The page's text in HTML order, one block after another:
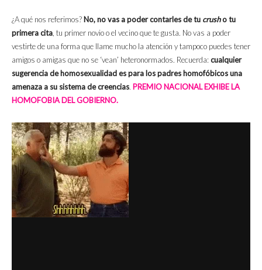
¿A qué nos referimos? No, no vas a poder contarles de tu crusho tu
primera cita , tu primer novio o el vecino que te gusta. No vas a poder
vestirte de una forma que llame mucho la atención y tampoco puedes tener
amigos o amigas que no se ‘vean’ heteronormados. Recuerda: cualquier
sugerencia de homosexualidad es para los padres homofóbicos una
amenaza a su sistema de creencias. PREMIO NACIONAL EXHIBE LA
HOMOFOBIA DEL GOBIERNO.